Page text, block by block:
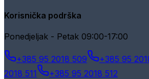
Korisnička podrška
Ponedjeljak - Petak 09:00-17:00
+385 95 2018 509 +385 95
2018 511
+385 95 2018 512